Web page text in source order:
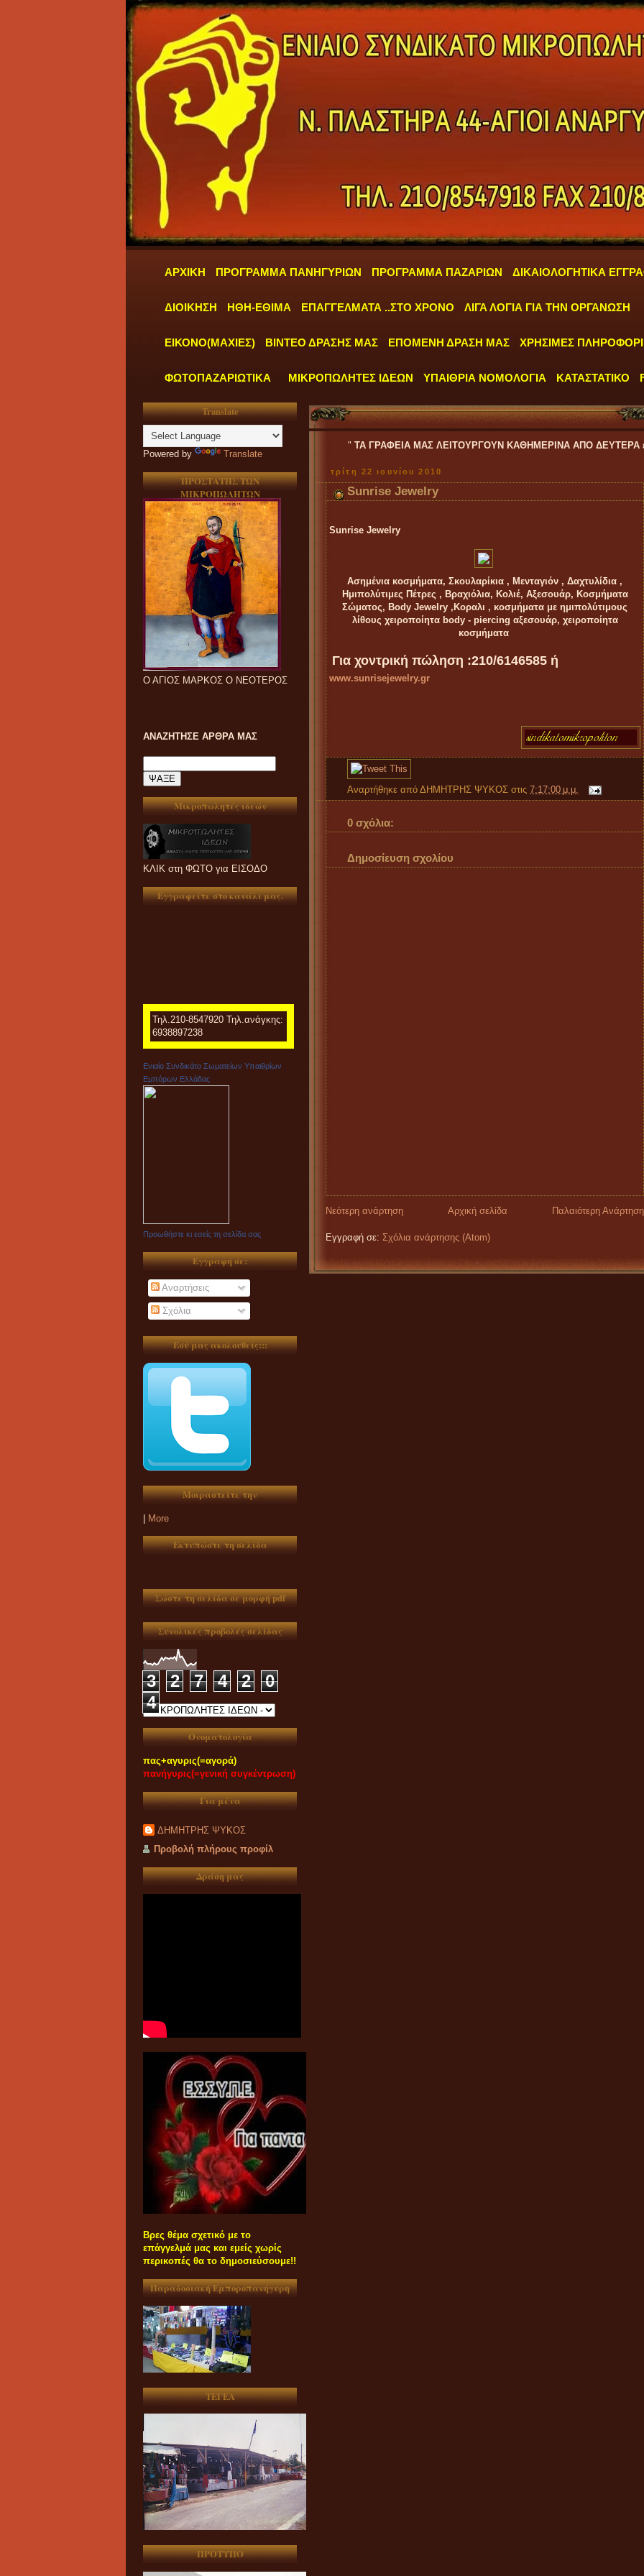
ΑΡΧΙΚΗ ΠΡΟΓΡΑΜΜΑ ΠΑΝΗΓΥΡΙΩΝ ΠΡΟΓΡΑΜΜΑ ΠΑΖΑΡΙΩΝ ΔΙΚΑΙΟΛΟΓΗΤΙΚΑ
ΔΙΟΙΚΗΣΗ ΗΘΗ-ΕΘΙΜΑ ΕΠΑΓΓΕΛΜΑΤΑ ..ΣΤΟ ΧΡΟΝΟ ΛΙΓΑ ΛΟΓΙΑ ΓΙΑ ΤΗΝ ΟΡΓΑΝΩΣΗ
ΕΙΚΟΝΟ(ΜΑΧΙΕΣ) ΒΙΝΤΕΟ ΔΡΑΣΗΣ ΜΑΣ ΕΠΟΜΕΝΗ ΔΡΑΣΗ ΜΑΣ ΧΡΗΣΙΜΕΣ
ΦΩΤΟΠΑΖΑΡΙΩΤΙΚΑ ΜΙΚΡΟΠΩΛΗΤΕΣ ΙΔΕΩΝ ΥΠΑΙΘΡΙΑ ΝΟΜΟΛΟΓΙΑ ΚΑΤΑΣΤΑΤΙΚΟ
Translate
Powered by Translate
ΠΡΟΣΤΑΤΗΣ ΤΩΝ
ΜΙΚΡΟΠΩΛΗΤΩΝ
Ο ΑΓΙΟΣ ΜΑΡΚΟΣ Ο ΝΕΟΤΕΡΟΣ
ΑΝΑΖΗΤΗΣΕ ΑΡΘΡΑ ΜΑΣ
Μικροπωλητές ιδεών
ΚΛΙΚ στη ΦΩΤΟ για ΕΙΣΟΔΟ
Εγγραφείτε στο κανάλι μας.
Τηλ.210-8547920 Τηλ.ανάγκης:
6938897238
Ενιαίο Συνδικάτο Σωματείων Υπαιθρίων
Εμπόρων Ελλάδας
Προωθήστε κι εσείς τη σελίδα σας
Εγγραφή σε:
Αναρτήσεις
Σχόλια
Εσύ μας ακολουθείς:::
Μοιραστείτε την
More
Εκτυπώστε τη σελίδα
Σώστε τη σελίδα σε μορφή pdf
Συνολικές προβολές σελίδας
3 2 7 4 2
0
4
Ονοματολογία
πας+αγυρις(=αγορά)
πανήγυρις(=γενική συγκέντρωση)
Για μένα
ΔΗΜΗΤΡΗΣ ΨΥΚΟΣ
Προβολή πλήρους προφίλ
Δράση μας
Βρες θέμα σχετικό με το
επάγγελμά μας και εμείς χωρίς
περικοπές θα το δημοσιεύσουμε!!
Παραδοσιακή Εμποροπανήγυρη
ΤΕΓΕΑ
ΠΡΟΤΥΠΟ
ΤΑ ΓΡΑΦΕΙΑ ΜΑΣ ΛΕΙΤΟΥΡΓΟΥΝ ΚΑΘΗΜΕΡΙΝΑ ΑΠΟ ΔΕΥΤΕΡΑ έως
τρίτη 22 ιουνίου 2010
Sunrise Jewelry
Sunrise Jewelry
Ασημένια κοσμήματα, Σκουλαρίκια , Μενταγιόν , Δαχτυλίδια ,
Ημιπολύτιμες Πέτρες , Βραχιόλια, Κολιέ, Αξεσουάρ, Κοσμήματα
Σώματος, Body Jewelry ,Κοραλι , κοσμήματα με ημιπολύτιμους
λίθους χειροποίητα body - piercing αξεσουάρ, χειροποίητα
κοσμήματα
Για χοντρική πώληση :210/6146585 ή
www.sunrisejewelry.gr
Αναρτήθηκε από ΔΗΜΗΤΡΗΣ ΨΥΚΟΣ στις 7:17:00 μ.μ.
0 σχόλια:
Δημοσίευση σχολίου
Νεότερη ανάρτηση Παλαιότερη Ανάρτηση
Αρχική σελίδα
Εγγραφή σε: Σχόλια ανάρτησης (Atom)